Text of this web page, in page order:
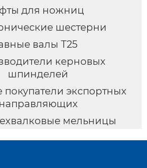
для ножниц
шестерни
валы Т25
керновых
шпинделей
экспортных
направляющих
мельницы